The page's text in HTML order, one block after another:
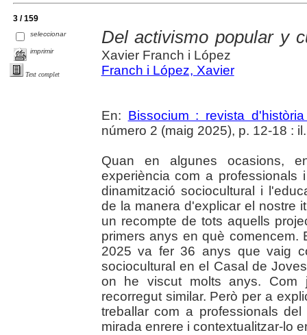
3 / 159
seleccionar
imprimir
Text complet
Del activismo popular y
Xavier Franch i López
Franch i López, Xavier
En: Bissocium : revista
número 2 (maig 2025), p. 12-18 : il.
Quan en algunes ocasions,
experiència com a
dinamització sociocultural i
de la manera d'explicar el nostre
un recompte de tots aquells
primers anys en què
2025 va fer 36 anys que vaig
sociocultural en el Casal de
on he viscut molts anys. Com
recorregut similar. Però per a
treballar com a professionals
mirada enrere i contextualitzar-lo